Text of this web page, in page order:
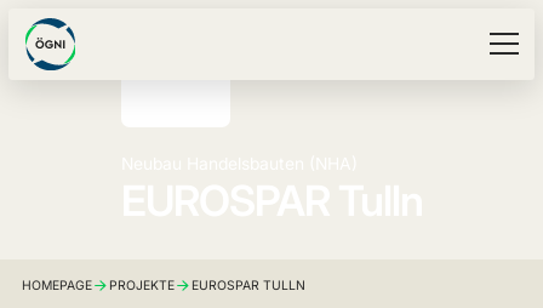
HOMEPAGE PROJEKTE EUROSPAR TULLN